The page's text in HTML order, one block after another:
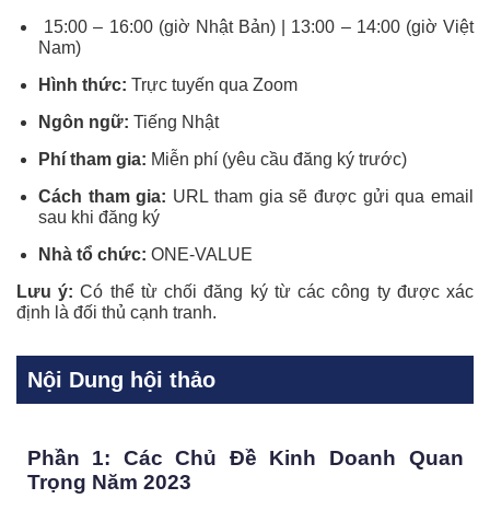
15:00 – 16:00 (giờ Nhật Bản) | 13:00 – 14:00 (giờ Việt
Nam)
Hình thức: Trực tuyến qua Zoom
Ngôn ngữ: Tiếng Nhật
Phí tham gia: Miễn phí (yêu cầu đăng ký trước)
Cách tham gia: URL tham gia sẽ được gửi qua email
sau khi đăng ký
Nhà tổ chức: ONE-VALUE
Lưu ý: Có thể từ chối đăng ký từ các công ty được xác
định là đối thủ cạnh tranh.
Nội Dung hội thảo
Phần 1: Các Chủ Đề Kinh Doanh Quan
Trọng Năm 2023